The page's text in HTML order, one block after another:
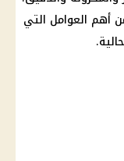
أهم العوامل التي